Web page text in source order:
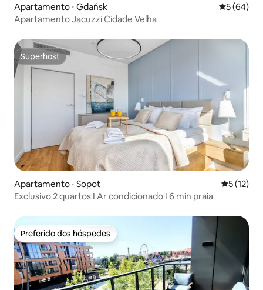
Apartamento ⋅ Gdańsk 5 de uma
5 (64)
Apartamento Jacuzzi Cidade Velha
Superhost
Superhost
Apartamento ⋅ Sopot 5 de uma
5 (12)
Exclusivo 2 quartos I Ar condicionado I 6 min praia
Preferido dos hóspedes
Preferido dos hóspedes